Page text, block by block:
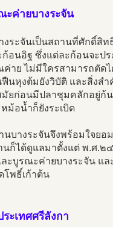
ะค่ายบางระจัน
งระจันเป็นสถานที่ศักดิ์สิ
ก้อนอิฐ ซึ่งแต่ละก้อนจะป
ค่าย ไม่มีใครสามารถตัด
ฟืนหุงต้มยังวิบัติ และสิ่งส
ยก่อนมีปลาชุมคลักอยู่ก้น
ม้อน้ำก็ยังระเบิด
นบางระจันจึงพร้อมใจย
นก็ได้ดูแลมาตั้งแต่ พ.ศ.
ะบูรณะค่ายบางระจัน แ
โพธิ์เก้าต้น
ะเทศศรีลังกา